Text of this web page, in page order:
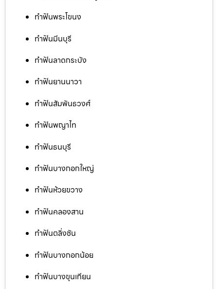
ทำฟันพระโขนง
ทำฟันมีนบุรี
ทำฟันลาดกระบัง
ทำฟันยานนาวา
ทำฟันสัมพันธวงศ์
ทำฟันพญาไท
ทำฟันธนบุรี
ทำฟันบางกอกใหญ่
ทำฟันห้วยขวาง
ทำฟันคลองสาน
ทำฟันตลิ่งชัน
ทำฟันบางกอกน้อย
ทำฟันบางขุนเทียน